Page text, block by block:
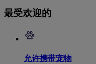
最受欢迎的
允许携带宠物